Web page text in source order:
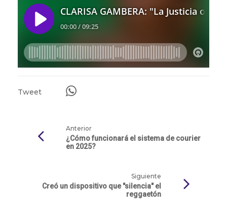
Tweet
Anterior
¿Cómo funcionará el sistema de courier
en 2025?
Siguiente
Creó un dispositivo que "silencia" el
reggaetón